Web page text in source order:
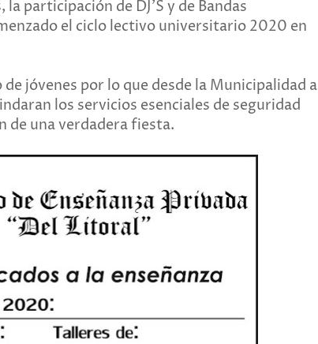
participación de DJ'S y de Bandas
el ciclo lectivo universitario 2020 en
jóvenes por lo que desde la Municipalidad a
los servicios esenciales de seguridad
de una verdadera fiesta.